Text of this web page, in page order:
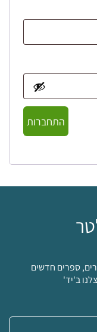
התחברות
ספרים חדשים
ב'יד'